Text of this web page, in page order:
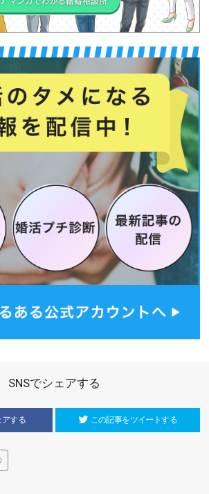
SNSでシェアする
アする この記事をツイートする